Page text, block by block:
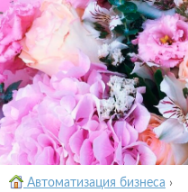
Автоматизация бизнеса ›